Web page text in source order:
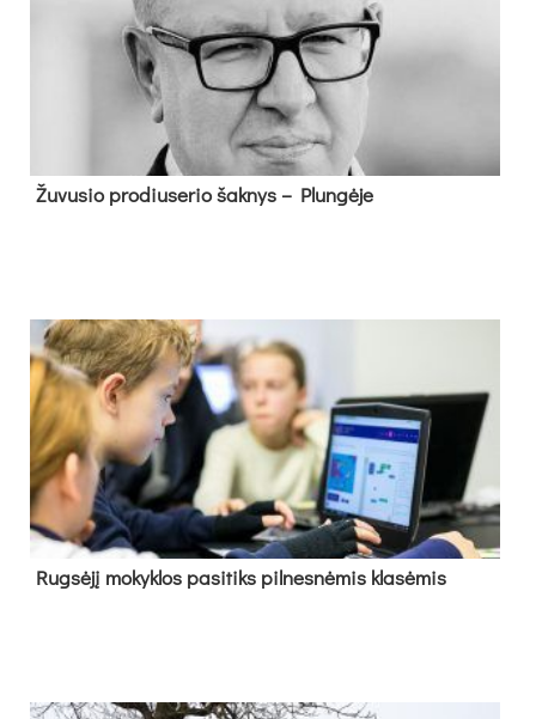
Žu­vu­sio pro­diu­se­rio šak­nys – Plun­gė­je
Rug­sė­jį mo­kyk­los pa­si­tiks pil­nes­nė­mis kla­sė­mis